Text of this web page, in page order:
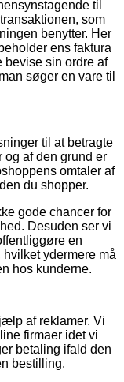
til
som
benytter. Her
ens faktura
bevise sin ordre af
søger en vare til
til at betragte
og af den grund er
omtaler af
du shopper.
gode chancer for
Desuden ser vi
en
ydermere må
hos kunderne.
af reklamer. Vi
firmaer idet vi
betaling ifald den
bestilling.